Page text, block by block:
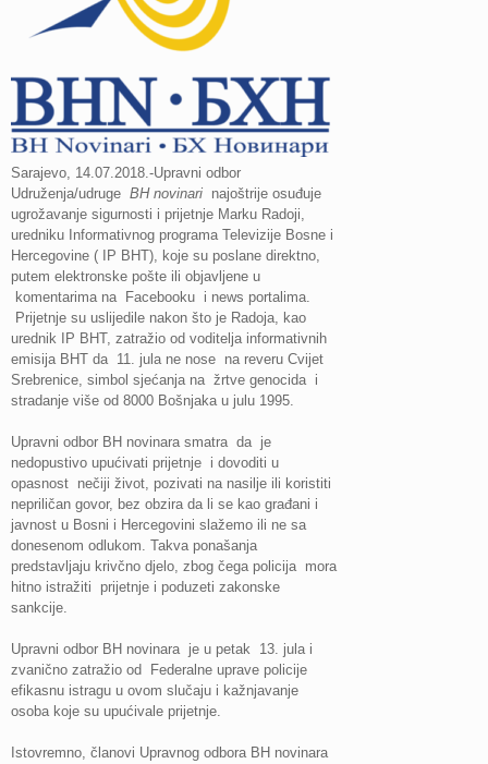
Sarajevo, 14.07.2018.-Upravni odbor
Udruženja/udruge BH novinari najoštrije osuđuje
ugrožavanje sigurnosti i prijetnje Marku Radoji,
uredniku Informativnog programa Televizije Bosne i
Hercegovine ( IP BHT), koje su poslane direktno,
putem elektronske pošte ili objavljene u
komentarima na Facebooku i news portalima.
Prijetnje su uslijedile nakon što je Radoja, kao
urednik IP BHT, zatražio od voditelja informativnih
emisija BHT da 11. jula ne nose na reveru Cvijet
Srebrenice, simbol sjećanja na žrtve genocida i
stradanje više od 8000 Bošnjaka u julu 1995.
Upravni odbor BH novinara smatra da je
nedopustivo upućivati prijetnje i dovoditi u
opasnost nečiji život, pozivati na nasilje ili koristiti
nepriličan govor, bez obzira da li se kao građani i
javnost u Bosni i Hercegovini slažemo ili ne sa
donesenom odlukom. Takva ponašanja
predstavljaju krivčno djelo, zbog čega policija mora
hitno istražiti prijetnje i poduzeti zakonske
sankcije.
Upravni odbor BH novinara je u petak 13. jula i
zvanično zatražio od Federalne uprave policije
efikasnu istragu u ovom slučaju i kažnjavanje
osoba koje su upućivale prijetnje.
Istovremno, članovi Upravnog odbora BH novinara